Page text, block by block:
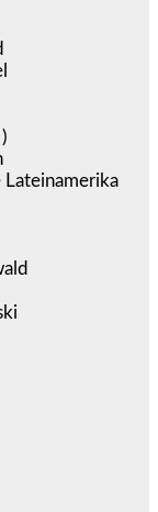
Lateinamerika